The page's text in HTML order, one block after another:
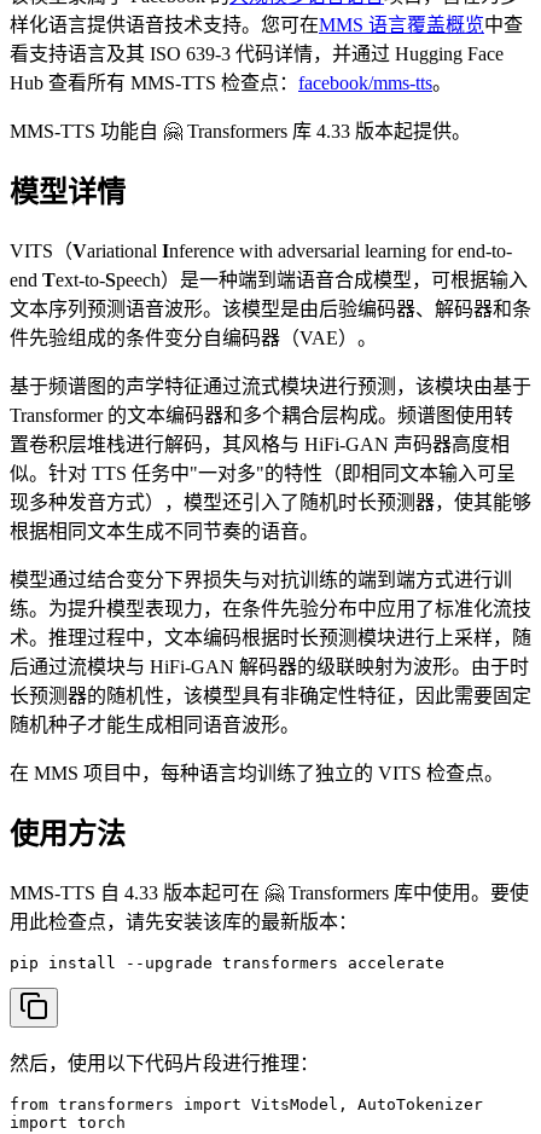
样化语言提供语音技术支持。您可在MMS 语言覆盖概览中查
看支持语言及其 ISO 639-3 代码详情，并通过 Hugging Face
Hub 查看所有 MMS-TTS 检查点： facebook/mms-tts。
MMS-TTS 功能自 🤗 Transformers 库 4.33 版本起提供。
模型详情
VITS（Variational Inference with adversarial learning for end-to-
end Text-to-Speech）是一种端到端语音合成模型，可根据输入
文本序列预测语音波形。该模型是由后验编码器、解码器和条
件先验组成的条件变分自编码器（VAE）。
基于频谱图的声学特征通过流式模块进行预测，该模块由基于
Transformer 的文本编码器和多个耦合层构成。频谱图使用转
置卷积层堆栈进行解码，其风格与 HiFi-GAN 声码器高度相
似。针对 TTS 任务中"一对多"的特性（即相同文本输入可呈
现多种发音方式），模型还引入了随机时长预测器，使其能够
根据相同文本生成不同节奏的语音。
模型通过结合变分下界损失与对抗训练的端到端方式进行训
练。为提升模型表现力，在条件先验分布中应用了标准化流技
术。推理过程中，文本编码根据时长预测模块进行上采样，随
后通过流模块与 HiFi-GAN 解码器的级联映射为波形。由于时
长预测器的随机性，该模型具有非确定性特征，因此需要固定
随机种子才能生成相同语音波形。
在 MMS 项目中，每种语言均训练了独立的 VITS 检查点。
使用方法
MMS-TTS 自 4.33 版本起可在 🤗 Transformers 库中使用。要使
用此检查点，请先安装该库的最新版本：
pip install --upgrade transformers accelerate
然后，使用以下代码片段进行推理：
from transformers import VitsModel, AutoTokenizer
import torch